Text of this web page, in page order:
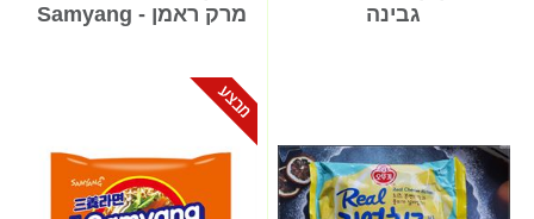
גבינה
מרק ראמן - Samyang